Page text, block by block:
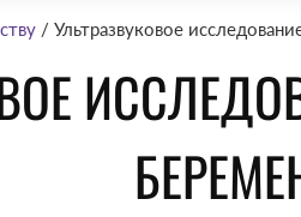
Ультразвуковое